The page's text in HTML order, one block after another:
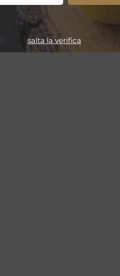
salta la verifica